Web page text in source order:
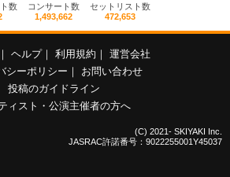
数
コンサート数
1,493,662
セットリスト数
472,653
｜ ヘルプ｜ 利用規約 ｜ 運営会社
シーポリシー ｜
お問い合わせ
投稿のガイドライン
ィスト・公演主催者の方へ
(C) 2021- SKIYAKI Inc.
JASRAC許諾番号：9022255001Y45037